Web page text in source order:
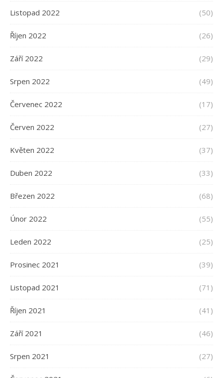
Listopad 2022 (50)
Říjen 2022 (26)
Září 2022 (29)
Srpen 2022 (49)
Červenec 2022 (17)
Červen 2022 (27)
Květen 2022 (37)
Duben 2022 (33)
Březen 2022 (68)
Únor 2022 (55)
Leden 2022 (25)
Prosinec 2021 (39)
Listopad 2021 (71)
Říjen 2021 (41)
Září 2021 (46)
Srpen 2021 (27)